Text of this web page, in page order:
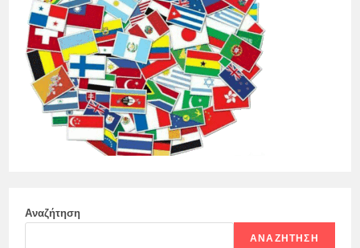
Αναζήτηση
ΑΝΑΖΉΤΗΣΗ